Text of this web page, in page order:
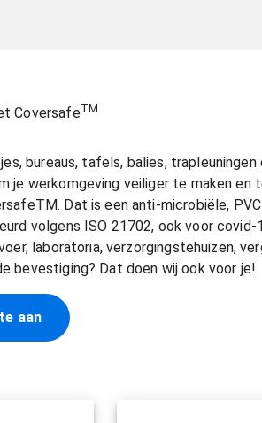
CoversafeTM
bureaus, tafels, balies,
je werkomgeving veiliger te maken
Dat is een anti-microbiële,
volgens ISO 21702, ook voor
laboratoria, verzorgingstehuizen,
bevestiging? Dat doen wij ook voor je!
aan